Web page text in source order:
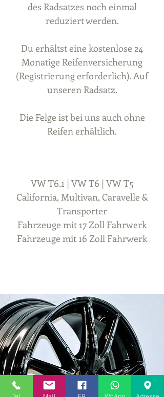
des Radsatzes noch einmal
reduziert werden.
Du erhältst eine kostenlose 24
Monatige Reifenversicherung
(Registrierung erforderlich). Auf
unseren Radsatz.
Die Felge ist bei uns auch ohne
Reifen erhältlich.
VW T6.1 | VW T6 | VW T5
California, Multivan, Caravelle &
Transporter
Fahrzeuge mit 17 Zoll Fahrwerk
Fahrzeuge mit 16 Zoll Fahrwerk